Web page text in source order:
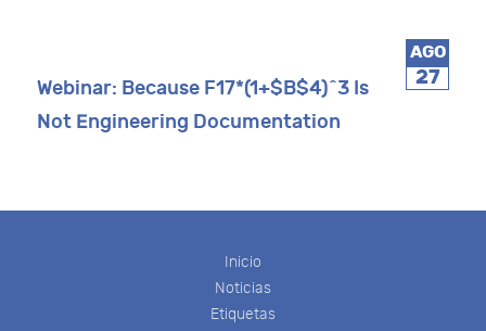
AGO
27
Webinar: Because F17*(1+$B$4)^3 Is
Not Engineering Documentation
Inicio
Noticias
Etiquetas